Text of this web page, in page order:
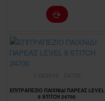
ΕΠΙΤΡΑΠΕΖΙΟ ΠΑΙΧΝΙΔΙ ΠΑΡΕΑΣ LEVEL
8 STITCH 24700